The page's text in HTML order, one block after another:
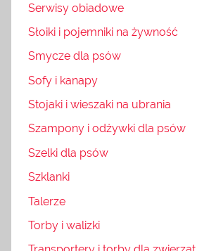
Serwisy obiadowe
Słoiki i pojemniki na żywność
Smycze dla psów
Sofy i kanapy
Stojaki i wieszaki na ubrania
Szampony i odżywki dla psów
Szelki dla psów
Szklanki
Talerze
Torby i walizki